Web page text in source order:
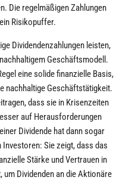
Die regelmäßigen Zahlungen
Risikopuffer.
Dividendenzahlungen leisten,
Geschäftsmodell.
eine solide finanzielle Basis,
nachhaltige Geschäftstätigkeit.
dass sie in Krisenzeiten
auf Herausforderungen
Dividende hat dann sogar
Sie zeigt, dass das
Stärke und Vertrauen in
Dividenden an die Aktionäre